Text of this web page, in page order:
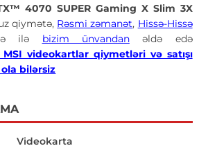
4070 SUPER Gaming X Slim 3X
qiymətə, Rəsmi zəmanət, Hissə-Hissə
ilə bizim ünvandanəldə edə
MSI videokartlar qiymetləri və satışı
bilərsiz
Videokarta